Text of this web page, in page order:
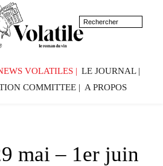
VOLATILES
LE JOURNAL
COMMITTEE
A PROPOS
mai – 1er juin